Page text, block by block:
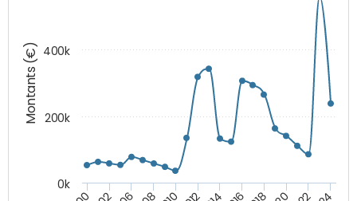
Montants (€)
0k
200k
400k